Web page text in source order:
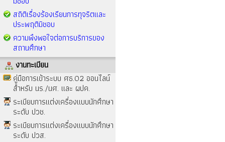
สถิติเรื่องร้องเรียนการทุจริตและ
ประพฤติมิชอบ
ความพึงพอใจต่อการบริการของ
สถานศึกษา
งานทะเบียน
คู่มือการเข้าระบบ ศธ.02 ออนไลน์
สำหรับ นร./นศ. และ ผปค.
ระเบียบการแต่งเครื่องแบบนักศึกษา
ระดับ ปวช.
ระเบียบการแต่งเครื่องแบบนักศึกษา
ระดับ ปวส.